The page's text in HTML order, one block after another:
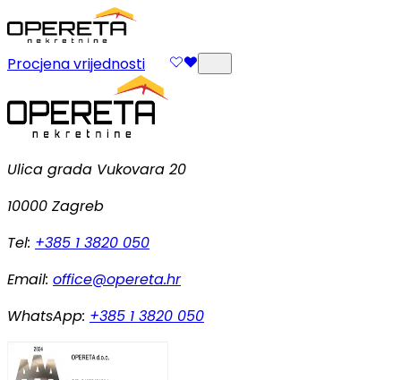
Procjena vrijednosti
Ulica grada Vukovara 20
10000 Zagreb
Tel: +385 1 3820 050
Email: office@opereta.hr
WhatsApp: +385 1 3820 050